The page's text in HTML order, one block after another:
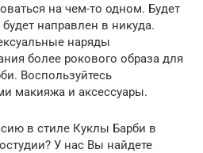
на чем-то одном. Будет
направлен в никуда.
наряды
более рокового образа для
Воспользуйтесь
макияжа и аксессуары.
в стиле Куклы Барби в
У нас Вы найдете